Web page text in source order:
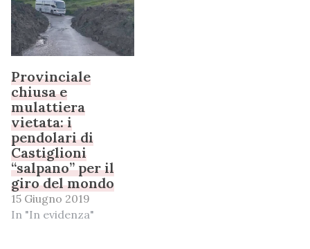
Provinciale
chiusa e
mulattiera
vietata: i
pendolari di
Castiglioni
“salpano” per il
giro del mondo
15 Giugno 2019
In "In evidenza"